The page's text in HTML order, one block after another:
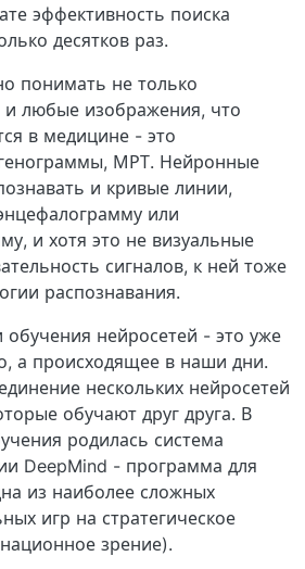
эффективность поиска
десятков раз.
понимать не только
и любые изображения, что
в медицине - это
МРТ. Нейронные
и кривые линии,
или
и хотя это не визуальные
сигналов, к ней тоже
распознавания.
нейросетей - это уже
а происходящее в наши дни.
нескольких нейросетей
обучают друг друга. В
родилась система
DeepMind - программа для
из наиболее сложных
игр на стратегическое
зрение).